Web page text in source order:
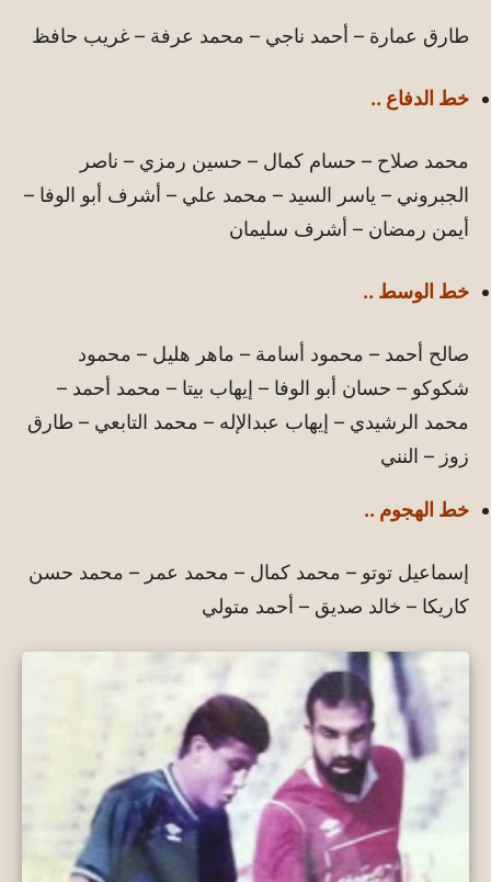
طارق عمارة – أحمد ناجي – محمد عرفة – غريب حافظ
خط الدفاع ..
محمد صلاح – حسام كمال – حسين رمزي – ناصر
الجبروني – ياسر السيد – محمد علي – أشرف أبو الوفا –
أيمن رمضان – أشرف سليمان
خط الوسط ..
صالح أحمد – محمود أسامة – ماهر هليل – محمود
شكوكو – حسان أبو الوفا – إيهاب بيتا – محمد أحمد –
محمد الرشيدي – إيهاب عبدالإله – محمد التابعي – طارق
زوز – النني
خط الهجوم ..
إسماعيل توتو – محمد كمال – محمد عمر – محمد حسن
كاريكا – خالد صديق – أحمد متولي